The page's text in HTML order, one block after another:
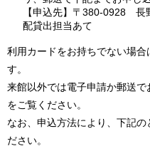
【申込先】〒380-0928
配貸出担当あて
利用カードをお持ちでない場
す。
来館以外では電子申請か郵送で
をご覧ください。
なお、申込方法により、下記
ださい。